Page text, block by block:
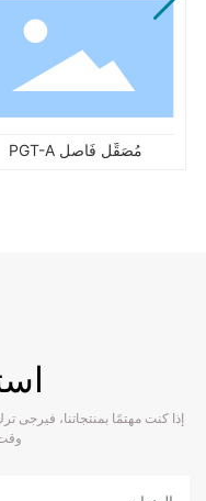
مُصَقِّل فَاصل PGT-A
إذا كنت مهتمًا بمنتجاتنا،